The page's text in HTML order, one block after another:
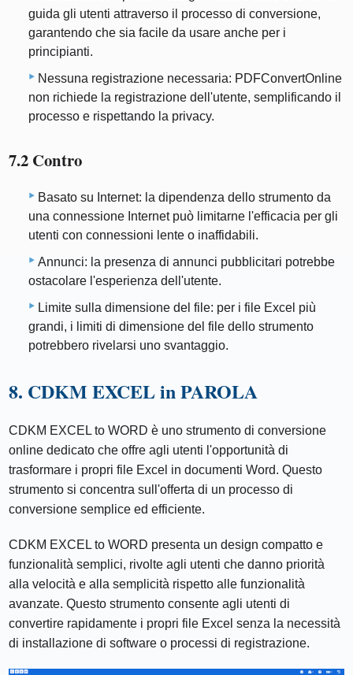
guida gli utenti attraverso il processo di conversione,
garantendo che sia facile da usare anche per i
principianti.
Nessuna registrazione necessaria: PDFConvertOnline
non richiede la registrazione dell'utente, semplificando il
processo e rispettando la privacy.
7.2 Contro
Basato su Internet: la dipendenza dello strumento da
una connessione Internet può limitarne l'efficacia per gli
utenti con connessioni lente o inaffidabili.
Annunci: la presenza di annunci pubblicitari potrebbe
ostacolare l'esperienza dell'utente.
Limite sulla dimensione del file: per i file Excel più
grandi, i limiti di dimensione del file dello strumento
potrebbero rivelarsi uno svantaggio.
8. CDKM EXCEL in PAROLA
CDKM EXCEL to WORD è uno strumento di conversione
online dedicato che offre agli utenti l'opportunità di
trasformare i propri file Excel in documenti Word. Questo
strumento si concentra sull'offerta di un processo di
conversione semplice ed efficiente.
CDKM EXCEL to WORD presenta un design compatto e
funzionalità semplici, rivolte agli utenti che danno priorità
alla velocità e alla semplicità rispetto alle funzionalità
avanzate. Questo strumento consente agli utenti di
convertire rapidamente i propri file Excel senza la necessità
di installazione di software o processi di registrazione.